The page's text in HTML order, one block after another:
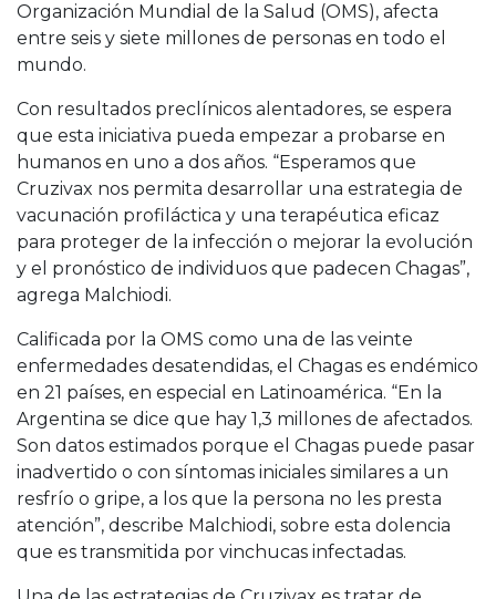
Organización Mundial de la Salud (OMS), afecta
entre seis y siete millones de personas en todo el
mundo.
Con resultados preclínicos alentadores, se espera
que esta iniciativa pueda empezar a probarse en
humanos en uno a dos años. “Esperamos que
Cruzivax nos permita desarrollar una estrategia de
vacunación profiláctica y una terapéutica eficaz
para proteger de la infección o mejorar la evolución
y el pronóstico de individuos que padecen Chagas”,
agrega Malchiodi.
Calificada por la OMS como una de las veinte
enfermedades desatendidas, el Chagas es endémico
en 21 países, en especial en Latinoamérica. “En la
Argentina se dice que hay 1,3 millones de afectados.
Son datos estimados porque el Chagas puede pasar
inadvertido o con síntomas iniciales similares a un
resfrío o gripe, a los que la persona no les presta
atención”, describe Malchiodi, sobre esta dolencia
que es transmitida por vinchucas infectadas.